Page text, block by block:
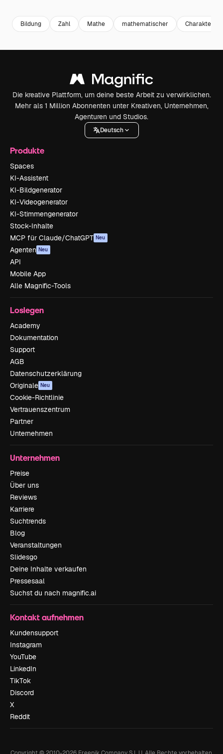
Bildung Zahl Mathe mathematischer Charakter-
Die kreative Plattform, um deine beste Arbeit zu verwirklichen.
Mehr als 1 Million Abonnenten unter Kreativen, Unternehmen,
Agenturen und Studios.
Deutsch
Produkte
Spaces
KI-Assistent
KI-Bildgenerator
KI-Videogenerator
KI-Stimmengenerator
Stock-Inhalte
MCP für Claude/ChatGPT Neu
Agenten Neu
API
Mobile App
Alle Magnific-Tools
Loslegen
Academy
Dokumentation
Support
AGB
Datenschutzerklärung
Originale Neu
Cookie-Richtlinie
Vertrauenszentrum
Partner
Unternehmen
Unternehmen
Preise
Über uns
Reviews
Karriere
Suchtrends
Blog
Veranstaltungen
Slidesgo
Deine Inhalte verkaufen
Pressesaal
Suchst du nach magnific.ai
Kontakt aufnehmen
Kundensupport
Instagram
YouTube
LinkedIn
TikTok
Discord
X
Reddit